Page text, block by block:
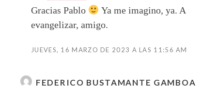
Gracias Pablo
Ya me imagino, ya. A
evangelizar, amigo.
JUEVES, 16 MARZO DE 2023 A LAS 11:56 AM
FEDERICO BUSTAMANTE GAMBOA